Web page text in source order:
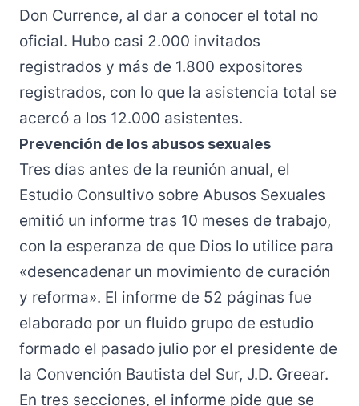
Don Currence, al dar a conocer el total no
oficial. Hubo casi 2.000 invitados
registrados y más de 1.800 expositores
registrados, con lo que la asistencia total se
acercó a los 12.000 asistentes.
Prevención de los abusos sexuales
Tres días antes de la reunión anual, el
Estudio Consultivo sobre Abusos Sexuales
emitió un informe tras 10 meses de trabajo,
con la esperanza de que Dios lo utilice para
«desencadenar un movimiento de curación
y reforma». El informe de 52 páginas fue
elaborado por un fluido grupo de estudio
formado el pasado julio por el presidente de
la Convención Bautista del Sur, J.D. Greear.
En tres secciones, el informe pide que se